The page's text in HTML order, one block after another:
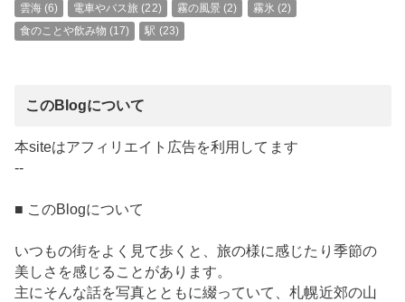
雲海(6) 電車やバス旅 (22) 霧の風景 (2) 霧氷 (2)
食のことや飲み物 (17) 駅 (23)
このBlogについて
本siteはアフィリエイト広告を利用してます
--
■ このBlogについて
いつもの街をよく見て歩くと、旅の様に感じたり季節の
美しさを感じることがあります。
主にそんな話を写真とともに綴っていて、札幌近郊の山